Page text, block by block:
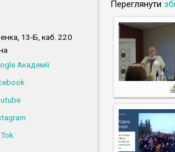
13-Б, каб. 220
Академії
Переглянути